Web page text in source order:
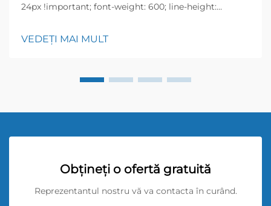
24px !important; font-weight: 600; line-height:
height: ...}
VEDEȚI MAI MULT
Obțineți o ofertă gratuită
Reprezentantul nostru vă va contacta în curând.